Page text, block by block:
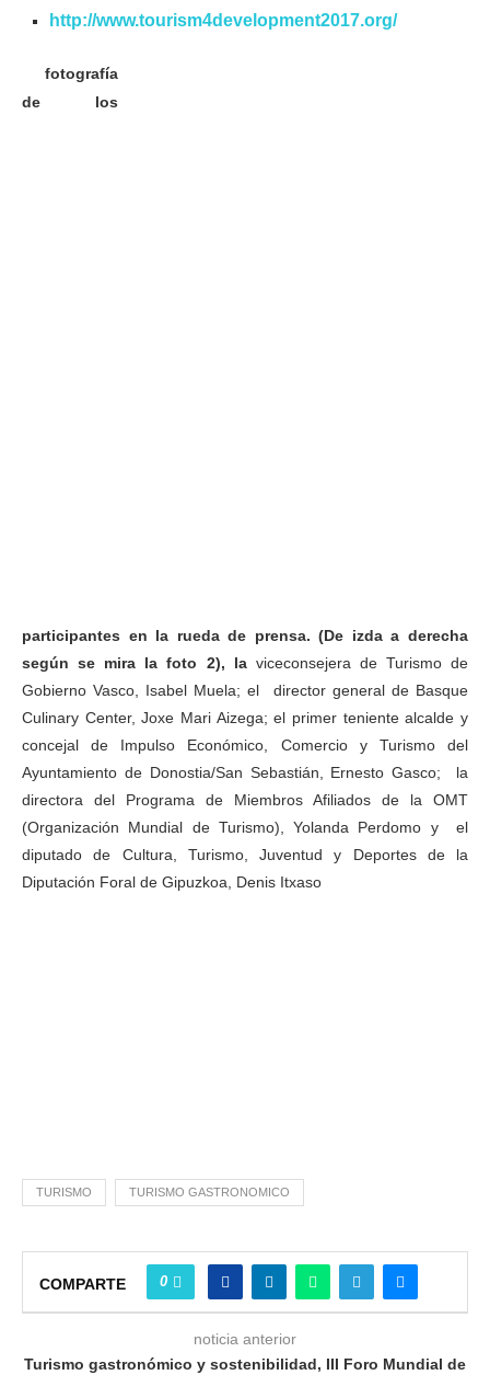
http://www.tourism4development2017.org/
fotografía
de los
participantes en la rueda de prensa. (De izda a derecha
según se mira la foto 2), la viceconsejera de Turismo de
Gobierno Vasco, Isabel Muela; el director general de Basque
Culinary Center, Joxe Mari Aizega; el primer teniente alcalde y
concejal de Impulso Económico, Comercio y Turismo del
Ayuntamiento de Donostia/San Sebastián, Ernesto Gasco; la
directora del Programa de Miembros Afiliados de la OMT
(Organización Mundial de Turismo), Yolanda Perdomo y el
diputado de Cultura, Turismo, Juventud y Deportes de la
Diputación Foral de Gipuzkoa, Denis Itxaso
TURISMO TURISMO GASTRONOMICO
COMPARTE 0
noticia anterior
Turismo gastronómico y sostenibilidad, III Foro Mundial de